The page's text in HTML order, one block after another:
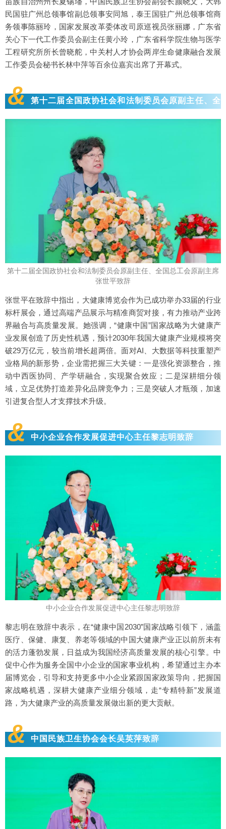
民国驻广州总领事馆副总领事安同旭，泰王国驻广州总领事馆商
务领事陈丽玲，国家发展改革委体改司原巡视员张丽娜，广东省
关心下一代工作委员会副主任黄小玲，广东省科学院生物与医学
工程研究所所长曾晓舵，中关村人才协会两岸生命健康融合发展
工作委员会秘书长林中萍等百余位嘉宾出席了开幕式。
& 第十二届全国政协社会和法制委员会原副主任、全
第十二届全国政协社会和法制委员会原副主任、全国总工会原副主席
张世平致辞
张世平在致辞中指出，大健康博览会作为已成功举办33届的行业
标杆展会，通过高端产品展示与精准商贸对接，有力推动产业跨
界融合与高质量发展。她强调，“健康中国”国家战略为大健康产
业发展创造了历史性机遇，预计2030年我国大健康产业规模将突
破29万亿元，较当前增长超两倍。面对AI、大数据等科技重塑产
业格局的新形势，企业需把握三大关键：一是强化资源整合，推
动中西医协同、产学研融合，实现聚合效应；二是深耕细分领
域，立足优势打造差异化品牌竞争力；三是突破人才瓶颈，加速
引进复合型人才支撑技术升级。
& 中小企业合作发展促进中心主任黎志明致辞
中小企业合作发展促进中心主任黎志明致辞
黎志明在致辞中表示，在“健康中国2030”国家战略引领下，涵盖
医疗、保健、康复、养老等领域的中国大健康产业正以前所未有
的活力蓬勃发展，日益成为我国经济高质量发展的核心引擎。中
促中心作为服务全国中小企业的国家事业机构，希望通过主办本
届博览会，引导和支持更多中小企业紧跟国家政策导向，把握国
家战略机遇，深耕大健康产业细分领域，走“专精特新”发展道
路，为大健康产业的高质量发展做出新的更大贡献。
& 中国民族卫生协会会长吴英萍致辞